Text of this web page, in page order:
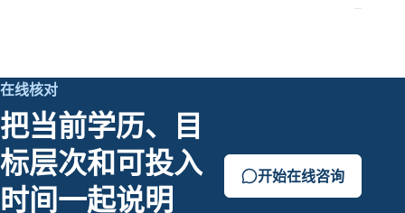
在线核对
把当前学历、目
标层次和可投入
时间一起说明
开始在线咨询